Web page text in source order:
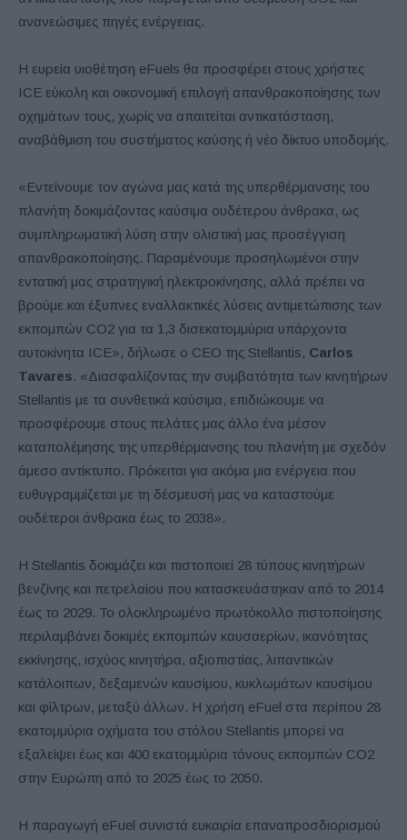
ανανεώσιμες πηγές ενέργειας.
Η ευρεία υιοθέτηση eFuels θα προσφέρει στους χρήστες
ICE εύκολη και οικονομική επιλογή απανθρακοποίησης των
οχημάτων τους, χωρίς να απαιτείται αντικατάσταση,
αναβάθμιση του συστήματος καύσης ή νέο δίκτυο υποδομής.
«Εντείνουμε τον αγώνα μας κατά της υπερθέρμανσης του
πλανήτη δοκιμάζοντας καύσιμα ουδέτερου άνθρακα, ως
συμπληρωματική λύση στην ολιστική μας προσέγγιση
απανθρακοποίησης. Παραμένουμε προσηλωμένοι στην
εντατική μας στρατηγική ηλεκτροκίνησης, αλλά πρέπει να
βρούμε και έξυπνες εναλλακτικές λύσεις αντιμετώπισης των
εκπομπών CO2 για τα 1,3 δισεκατομμύρια υπάρχοντα
αυτοκίνητα ICE», δήλωσε ο CEO της Stellantis, Carlos
Tavares. «Διασφαλίζοντας την συμβατότητα των κινητήρων
Stellantis με τα συνθετικά καύσιμα, επιδιώκουμε να
προσφέρουμε στους πελάτες μας άλλο ένα μέσον
καταπολέμησης της υπερθέρμανσης του πλανήτη με σχεδόν
άμεσο αντίκτυπο. Πρόκειται για ακόμα μια ενέργεια που
ευθυγραμμίζεται με τη δέσμευσή μας να καταστούμε
ουδέτεροι άνθρακα έως το 2038».
Η Stellantis δοκιμάζει και πιστοποιεί 28 τύπους κινητήρων
βενζίνης και πετρελαίου που κατασκευάστηκαν από το 2014
έως το 2029. Το ολοκληρωμένο πρωτόκολλο πιστοποίησης
περιλαμβάνει δοκιμές εκπομπών καυσαερίων, ικανότητας
εκκίνησης, ισχύος κινητήρα, αξιοπιστίας, λιπαντικών
κατάλοιπων, δεξαμενών καυσίμου, κυκλωμάτων καυσίμου
και φίλτρων, μεταξύ άλλων. Η χρήση eFuel στα περίπου 28
εκατομμύρια οχήματα του στόλου Stellantis μπορεί να
εξαλείψει έως και 400 εκατομμύρια τόνους εκπομπών CO2
στην Ευρώπη από το 2025 έως το 2050.
Η παραγωγή eFuel συνιστά ευκαιρία επαναπροσδιορισμού